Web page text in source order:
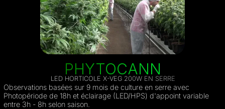
PHYTOCANN
LED HORTICOLE X-VEG 200W EN SERRE
Observations basées sur 9 mois de culture en serre avec
Photopériode de 18h et éclairage (LED/HPS) d'appoint variable
entre 3h - 8h selon saison.